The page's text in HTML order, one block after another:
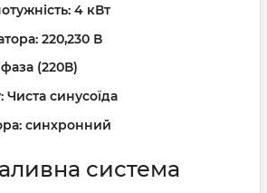
4 кВт
220,230 В
фаза (220В)
Чиста синусоїда
синхронний
система